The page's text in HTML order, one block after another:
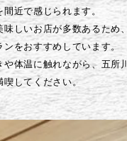
近で感じられます。
しいお店が多数あるため、
ンをおすすめしています。
体温に触れながら、五所川
喫してください。